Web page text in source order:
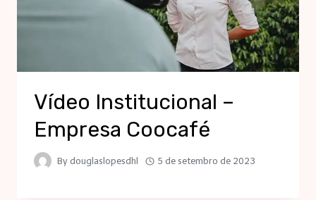
Vídeo Institucional –
Empresa Coocafé
By douglaslopesdhl 5 de setembro de 2023